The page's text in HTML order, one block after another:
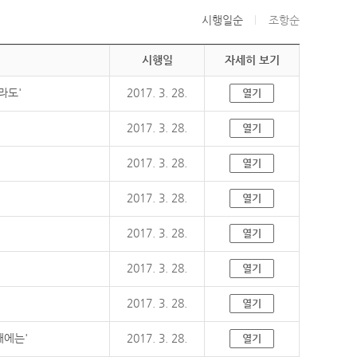
시행일순 조항순
시행일 자세히 보기
도' 2017. 3. 28. 열기
2017. 3. 28. 열기
2017. 3. 28. 열기
2017. 3. 28. 열기
2017. 3. 28. 열기
2017. 3. 28. 열기
2017. 3. 28. 열기
에는' 2017. 3. 28. 열기